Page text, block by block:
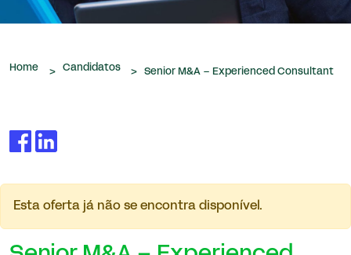
que nos são confiados.
Home > Candidatos > Senior M&A – Experienced Consultant
Esta oferta já não se encontra disponível.